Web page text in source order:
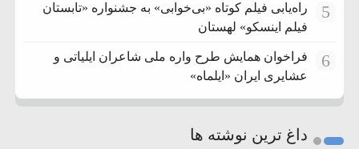
5
راه‌یابی فیلم کوتاه «بی‌خوابی» به جشنواره «تابستان
فیلم اینسکو» لهستان
6
فراخوان همایش طرح واره ملی شاعران ایلیاتی و
عشایری ایران «ایلماه»
داغ ترین نوشته ها